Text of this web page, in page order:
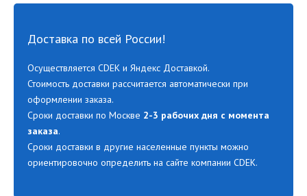
Доставка по всей России!
Осуществляется CDEK и Яндекс Доставкой.
Стоимость доставки рассчитается автоматически при
оформлении заказа.
Сроки доставки по Москве 2-3 рабочих дня с момента
заказа.
Сроки доставки в другие населенные пункты можно
ориентировочно определить на сайте компании CDEK.